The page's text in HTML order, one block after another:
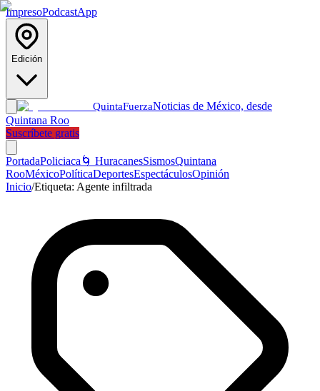
ImpresoPodcastApp
Edición
QuintaFuerzaNoticias de México, desde
Quintana Roo
Suscríbete gratis
PortadaPoliciaca 🌀 HuracanesSismosQuintana
RooMéxicoPolíticaDeportesEspectáculosOpinión
Inicio/Etiqueta: Agente infiltrada